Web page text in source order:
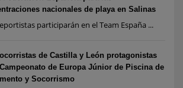
nacionales de playa en Salinas
participarán en el Team España ...
de Castilla y León protagonistas
de Europa Júnior de Piscina de
y Socorrismo